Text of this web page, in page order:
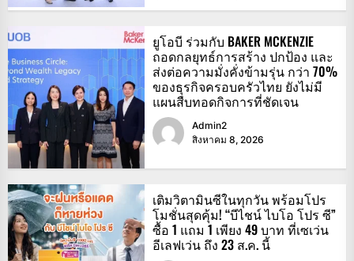
ยูโอบี ร่วมกับ BAKER MCKENZIE
ถอดกลยุทธ์การสร้าง ปกป้อง และ
ส่งต่อความมั่งคั่งข้ามรุ่น กว่า 70%
ของธุรกิจครอบครัวไทย ยังไม่มี
แผนสืบทอดกิจการที่ชัดเจน
Admin2
สิงหาคม 8, 2026
เติมวิตามินซีในทุกวัน พร้อมโปร
โมชั่นสุดคุ้ม! “บีไชน์ ไบโอ โปร ซี”
ซื้อ 1 แถม 1 เพียง 49 บาท ที่เซเว่น
อีเลฟเว่น ถึง 23 ส.ค. นี้